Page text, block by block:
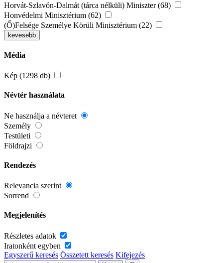
Horvát-Szlavón-Dalmát (tárca nélküli) Miniszter (68)
Honvédelmi Minisztérium (62)
(Ő)Felsége Személye Körüli Minisztérium (22)
kevesebb
Média
Kép (1298 db)
Névtér használata
Ne használja a névteret
Személy
Testületi
Földrajzi
Rendezés
Relevancia szerint
Sorrend
Megjelenítés
Részletes adatok
Iratonként egyben
Egyszerű keresés Összetett keresés Kifejezés